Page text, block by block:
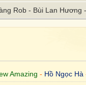
Rob - Bùi Lan Hương
Amazing - Hồ Ngọc Hà